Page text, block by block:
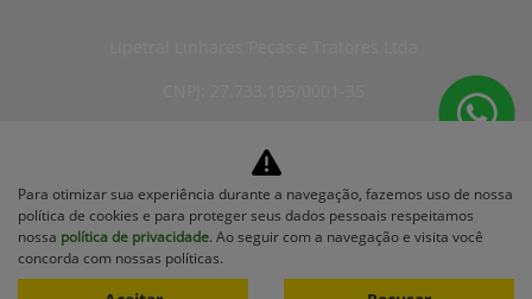
No trânsito, enxergar o outro
salva vidas.
Para otimizar sua experiência durante a navegação, fazemos uso de nossa
política de cookies e para proteger seus dados pessoais respeitamos
nossa política de privacidade. Ao seguir com a navegação e visita você
concorda com nossas políticas.